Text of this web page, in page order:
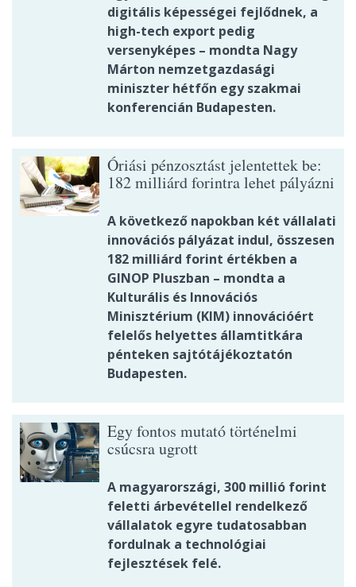
digitális képességei fejlődnek, a
high-tech export pedig
versenyképes – mondta Nagy
Márton nemzetgazdasági
miniszter hétfőn egy szakmai
konferencián Budapesten.
Óriási pénzosztást jelentettek be:
182 milliárd forintra lehet pályázni
A következő napokban két vállalati
innovációs pályázat indul, összesen
182 milliárd forint értékben a
GINOP Pluszban – mondta a
Kulturális és Innovációs
Minisztérium (KIM) innovációért
felelős helyettes államtitkára
pénteken sajtótájékoztatón
Budapesten.
Egy fontos mutató történelmi
csúcsra ugrott
A magyarországi, 300 millió forint
feletti árbevétellel rendelkező
vállalatok egyre tudatosabban
fordulnak a technológiai
fejlesztések felé.